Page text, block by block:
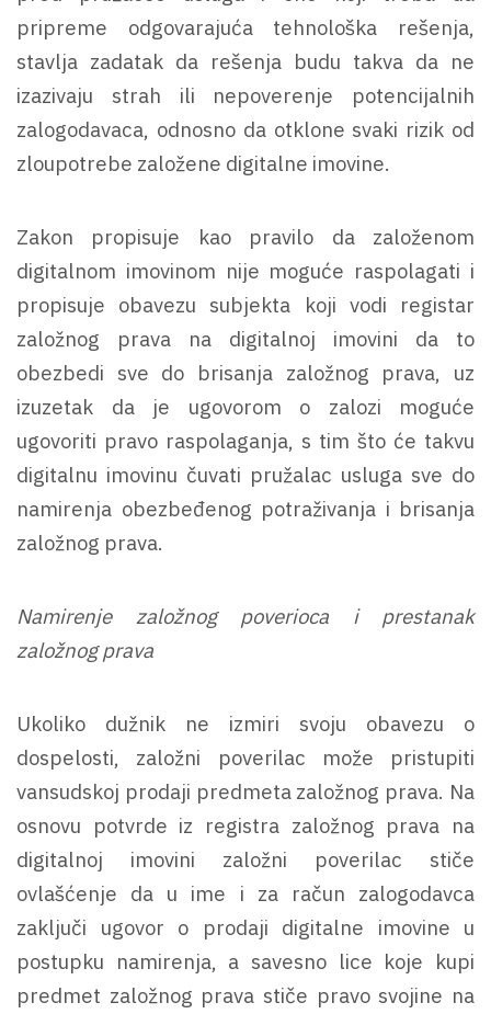
pripreme odgovarajuća tehnološka rešenja,
stavlja zadatak da rešenja budu takva da ne
izazivaju strah ili nepoverenje potencijalnih
zalogodavaca, odnosno da otklone svaki rizik od
zloupotrebe založene digitalne imovine.
Zakon propisuje kao pravilo da založenom
digitalnom imovinom nije moguće raspolagati i
propisuje obavezu subjekta koji vodi registar
založnog prava na digitalnoj imovini da to
obezbedi sve do brisanja založnog prava, uz
izuzetak da je ugovorom o zalozi moguće
ugovoriti pravo raspolaganja, s tim što će takvu
digitalnu imovinu čuvati pružalac usluga sve do
namirenja obezbeđenog potraživanja i brisanja
založnog prava.
Namirenje založnog poverioca i prestanak
založnog prava
Ukoliko dužnik ne izmiri svoju obavezu o
dospelosti, založni poverilac može pristupiti
vansudskoj prodaji predmeta založnog prava. Na
osnovu potvrde iz registra založnog prava na
digitalnoj imovini založni poverilac stiče
ovlašćenje da u ime i za račun zalogodavca
zaključi ugovor o prodaji digitalne imovine u
postupku namirenja, a savesno lice koje kupi
predmet založnog prava stiče pravo svojine na